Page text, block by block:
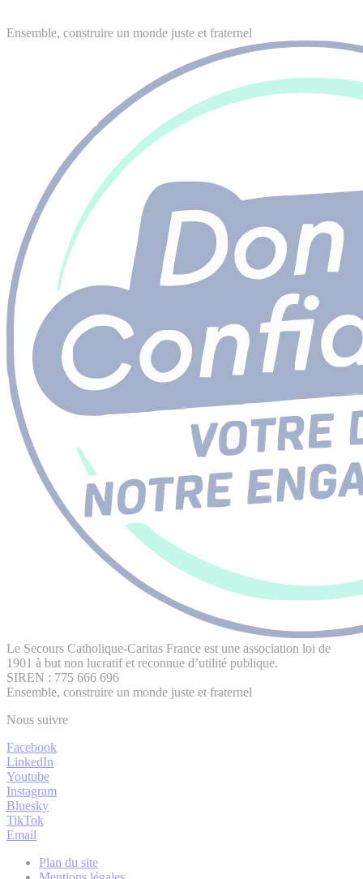
Ensemble, construire un monde juste et fraternel
Le Secours Catholique-Caritas France est une association loi de
1901 à but non lucratif et reconnue d’utilité publique.
SIREN : 775 666 696
Ensemble, construire un monde juste et fraternel
Nous suivre
Facebook
LinkedIn
Youtube
Instagram
Bluesky
TikTok
Email
Plan du site